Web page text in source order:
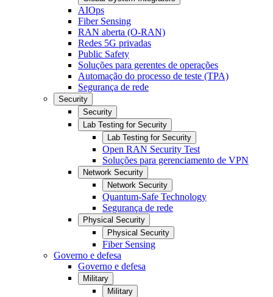
AIOps
Fiber Sensing
RAN aberta (O-RAN)
Redes 5G privadas
Public Safety
Soluções para gerentes de operações
Automação do processo de teste (TPA)
Segurança de rede
Security
Security
Lab Testing for Security
Lab Testing for Security
Open RAN Security Test
Soluções para gerenciamento de VPN
Network Security
Network Security
Quantum-Safe Technology
Segurança de rede
Physical Security
Physical Security
Fiber Sensing
Governo e defesa
Governo e defesa
Military
Military